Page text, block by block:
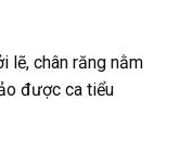
lẽ, chân răng nằm
được ca tiểu